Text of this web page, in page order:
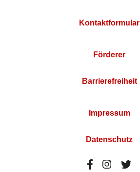
Kontaktformular
Förderer
Barrierefreiheit
Impressum
Datenschutz